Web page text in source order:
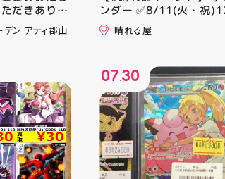
月12日
は、 営業時
たします
族とのお食
り、夏休み
たり！ 屋台
に楽しめる
ーデン」
りません
をスタッフ
ン アティ郡山
ンダー ✅8/11(火・祝
⚔️イベント構成⚔️ スイス
+決勝ラウンド 🏆賞品
レッドの勅令》シルバ
ール・Foil×1枚 2-4位：
2,000pt 5-8位：
加お待ちしております！
晴れる屋
07.30